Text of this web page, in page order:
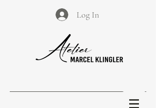
Log In